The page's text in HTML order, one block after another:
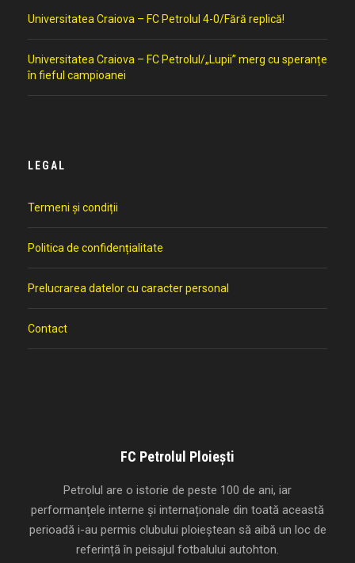
Universitatea Craiova – FC Petrolul 4-0/Fără replică!
Universitatea Craiova – FC Petrolul/„Lupii” merg cu speranțe
în fieful campioanei
LEGAL
Termeni și condiții
Politica de confidențialitate
Prelucrarea datelor cu caracter personal
Contact
FC Petrolul Ploiești
Petrolul are o istorie de peste 100 de ani, iar
performanțele interne și internaționale din toată această
perioadă i-au permis clubului ploieștean să aibă un loc de
referință în peisajul fotbalului autohton.